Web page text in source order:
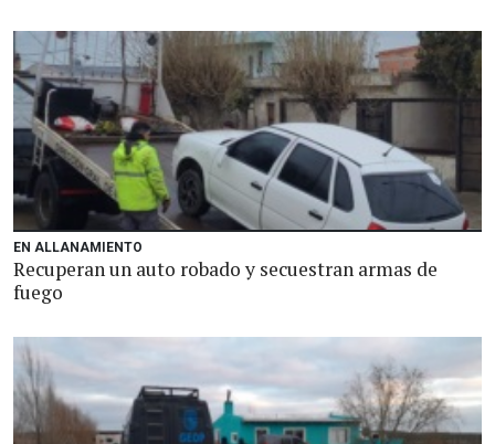
EN ALLANAMIENTO
Recuperan un auto robado y secuestran armas de
fuego